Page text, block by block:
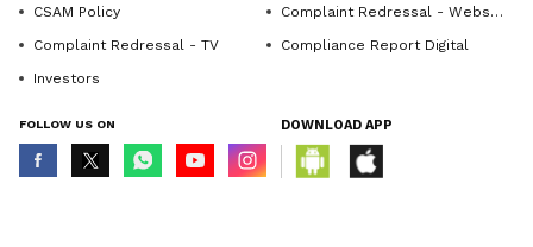
CSAM Policy
Complaint Redressal - Website
Complaint Redressal - TV
Compliance Report Digital
Investors
FOLLOW US ON DOWNLOAD APP